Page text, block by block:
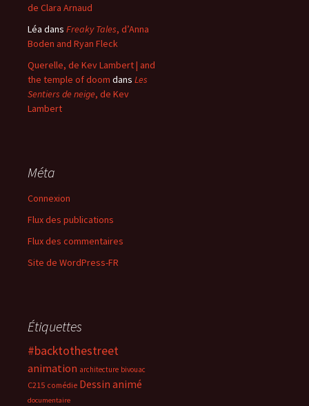
de Clara Arnaud
Léa dans Freaky Tales, d’Anna
Boden and Ryan Fleck
Querelle, de Kev Lambert | and
the temple of doom dans Les
Sentiers de neige, de Kev
Lambert
Méta
Connexion
Flux des publications
Flux des commentaires
Site de WordPress-FR
Étiquettes
#backtothestreet
animation architecture bivouac
C215 comédie Dessin animé
documentaire